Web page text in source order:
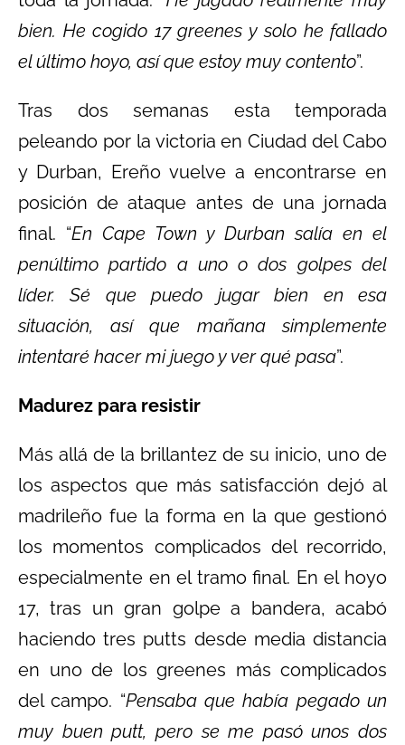
bien. He cogido 17 greenes y solo he fallado
el último hoyo, así que estoy muy contento”.
Tras dos semanas esta temporada
peleando por la victoria en Ciudad del Cabo
y Durban, Ereño vuelve a encontrarse en
posición de ataque antes de una jornada
final. “En Cape Town y Durban salía en el
penúltimo partido a uno o dos golpes del
líder. Sé que puedo jugar bien en esa
situación, así que mañana simplemente
intentaré hacer mi juego y ver qué pasa”.
Madurez para resistir
Más allá de la brillantez de su inicio, uno de
los aspectos que más satisfacción dejó al
madrileño fue la forma en la que gestionó
los momentos complicados del recorrido,
especialmente en el tramo final. En el hoyo
17, tras un gran golpe a bandera, acabó
haciendo tres putts desde media distancia
en uno de los greenes más complicados
del campo. “Pensaba que había pegado un
muy buen putt, pero se me pasó unos dos